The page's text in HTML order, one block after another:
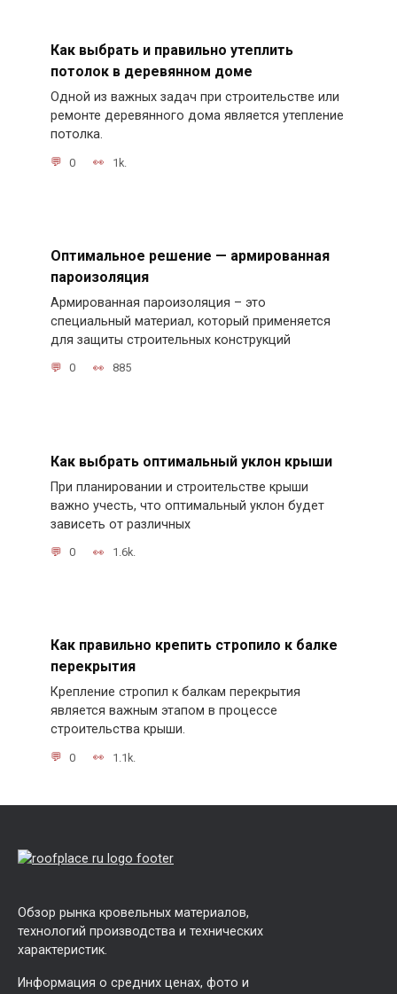
Как выбрать и правильно утеплить
потолок в деревянном доме
Одной из важных задач при строительстве или
ремонте деревянного дома является утепление
потолка.
0 1k.
Оптимальное решение — армированная
пароизоляция
Армированная пароизоляция – это
специальный материал, который применяется
для защиты строительных конструкций
0 885
Как выбрать оптимальный уклон крыши
При планировании и строительстве крыши
важно учесть, что оптимальный уклон будет
зависеть от различных
0 1.6k.
Как правильно крепить стропило к балке
перекрытия
Крепление стропил к балкам перекрытия
является важным этапом в процессе
строительства крыши.
0 1.1k.
Обзор рынка кровельных материалов,
технологий производства и технических
характеристик.
Информация о средних ценах, фото и